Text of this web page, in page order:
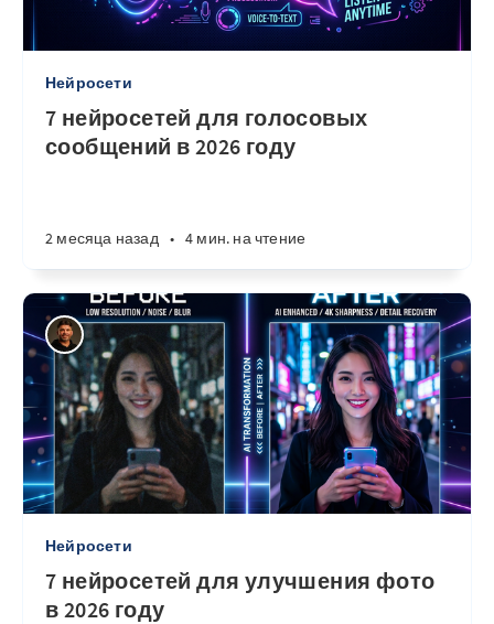
Нейросети
7 нейросетей для голосовых
сообщений в 2026 году
2 месяца назад • 4 мин. на чтение
Нейросети
7 нейросетей для улучшения фото
в 2026 году